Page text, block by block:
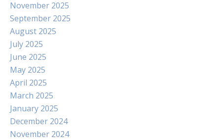
November 2025
September 2025
August 2025
July 2025
June 2025
May 2025
April 2025
March 2025
January 2025
December 2024
November 2024